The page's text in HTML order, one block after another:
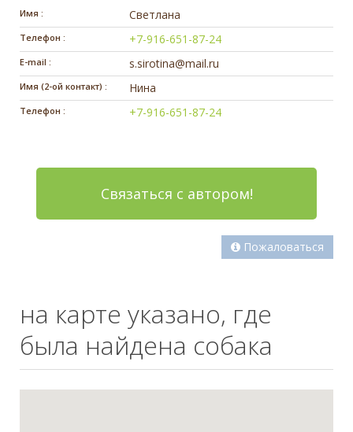
Имя : Светлана
Телефон : +7-916-651-87-24
E-mail : s.sirotina@mail.ru
Имя (2-ой контакт) : Нина
Телефон : +7-916-651-87-24
Связаться с автором!
Пожаловаться
на карте указано, где
была найдена собака